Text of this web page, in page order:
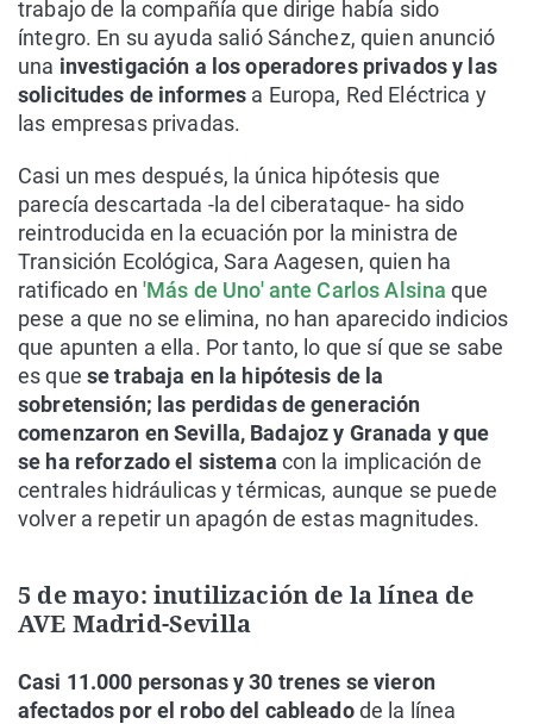
trabajo de la compañía que dirige había sido
íntegro. En su ayuda salió Sánchez, quien anunció
una investigación a los operadores privados y las
solicitudes de informes a Europa, Red Eléctrica y
las empresas privadas.
Casi un mes después, la única hipótesis que
parecía descartada -la del ciberataque- ha sido
reintroducida en la ecuación por la ministra de
Transición Ecológica, Sara Aagesen, quien ha
ratificado en 'Más de Uno' ante Carlos Alsina que
pese a que no se elimina, no han aparecido indicios
que apunten a ella. Por tanto, lo que sí que se sabe
es que se trabaja en la hipótesis de la
sobretensión; las perdidas de generación
comenzaron en Sevilla, Badajoz y Granada y que
se ha reforzado el sistema con la implicación de
centrales hidráulicas y térmicas, aunque se puede
volver a repetir un apagón de estas magnitudes.
5 de mayo: inutilización de la línea de
AVE Madrid-Sevilla
Casi 11.000 personas y 30 trenes se vieron
afectados por el robo del cableadode la línea